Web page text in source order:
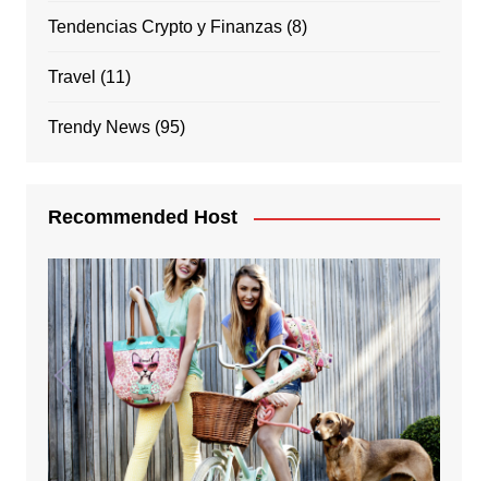
Tendencias Crypto y Finanzas(8)
Travel (11)
Trendy News(95)
Recommended Host